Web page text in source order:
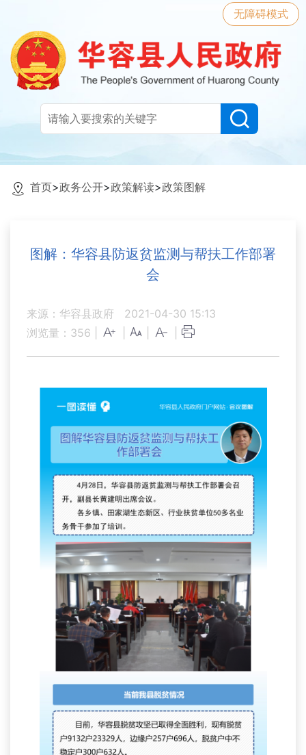
无障碍模式
首页>政务公开>政策解读>政策图解
图解：华容县防返贫监测与帮扶工作部署
会
来源：华容县政府
2021-04-30 15:13
浏览量： 356